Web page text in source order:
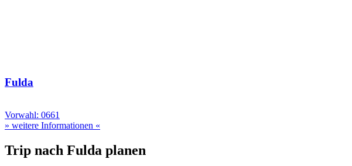
Fulda
Vorwahl: 0661
» weitere Informationen «
Trip nach Fulda planen